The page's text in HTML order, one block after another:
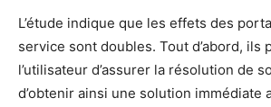
L’étude indique que les effets des
service sont doubles. Tout d’abord, ils
l’utilisateur d’assurer la résolution de
d’obtenir ainsi une solution immédiate